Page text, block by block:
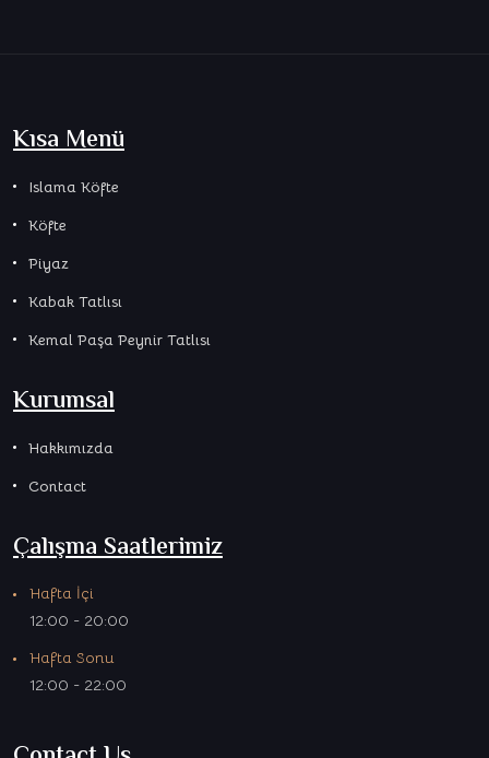
Kısa Menü
Islama Köfte
Köfte
Piyaz
Kabak Tatlısı
Kemal Paşa Peynir Tatlısı
Kurumsal
Hakkımızda
Contact
Çalışma Saatlerimiz
Hafta İçi
12:00 - 20:00
Hafta Sonu
12:00 - 22:00